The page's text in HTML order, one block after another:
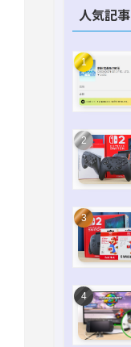
人気記事